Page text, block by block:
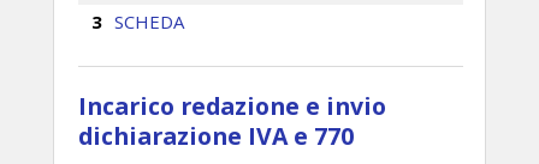
SCHEDA
Incarico redazione e invio
dichiarazione IVA e 770